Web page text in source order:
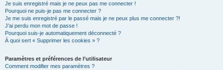
Je suis enregistré mais je ne peux pas me connecter !
Pourquoi ne puis-je pas me connecter ?
Je me suis enregistré par le passé mais je ne peux plus me connecter ?!
J’ai perdu mon mot de passe !
Pourquoi suis-je automatiquement déconnecté ?
À quoi sert « Supprimer les cookies » ?
Paramètres et préférences de l’utilisateur
Comment modifier mes paramètres ?